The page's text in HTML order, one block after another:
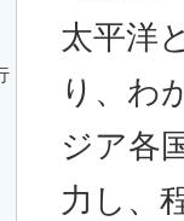
太平洋
り、わ
ジア各
力し、